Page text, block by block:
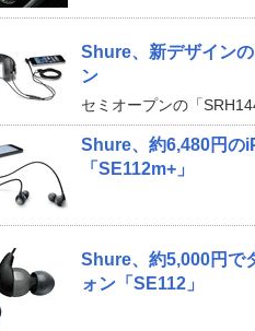
Shure、新デザイン
ン
セミオープンの「
Shure、約6,480円の
「SE112m+」
Shure、約5,000円で
ォン「SE112」